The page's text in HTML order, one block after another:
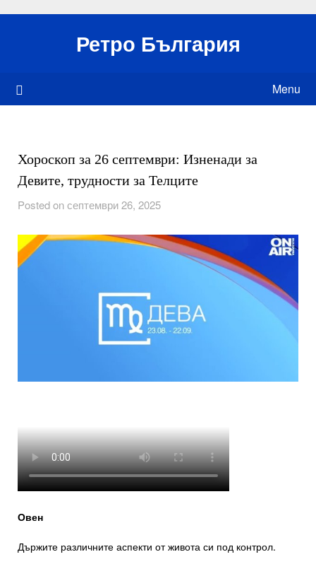
Ретро България
Menu
Хороскоп за 26 септември: Изненади за
Девите, трудности за Телците
Posted on септември 26, 2025
Овен
Държите различните аспекти от живота си под контрол.